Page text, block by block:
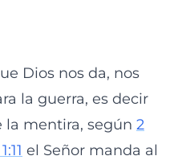
Dios nos da, nos
la guerra, es decir
la mentira, según 2
el Señor manda al